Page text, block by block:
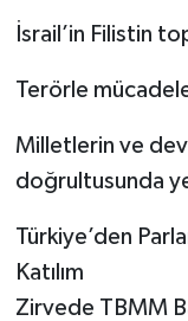
İsrail’in Filistin
Terörle
Milletlerin ve
doğrultusunda
Türkiye’den
Katılım
Zirvede TBMM